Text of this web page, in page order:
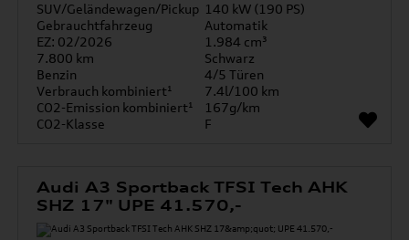
SUV/Geländewagen/Pickup 140 kW (190 PS)
Gebrauchtfahrzeug
Automatik
EZ: 02/2026
1.984 cm³
7.800 km
Schwarz
Benzin
4/5 Türen
Verbrauch kombiniert¹
7.4l/100 km
CO2-Emission kombiniert¹
167g/km
CO2-Klasse
F
Audi A3 Sportback TFSI Tech AHK
SHZ 17" UPE 41.570,-